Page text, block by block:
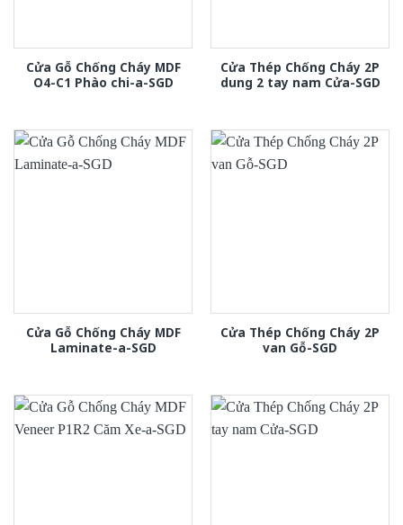
Cửa Gỗ Chống Cháy MDF
O4-C1 Phào chi-a-SGD
Cửa Thép Chống Cháy 2P
dung 2 tay nam Cửa-SGD
Cửa Gỗ Chống Cháy MDF
Laminate-a-SGD
Cửa Thép Chống Cháy 2P
van Gỗ-SGD